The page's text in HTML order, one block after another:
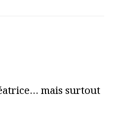
mais surtout